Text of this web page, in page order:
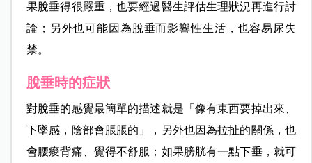
果脫垂得很嚴重，也要經過醫生評估生理狀況再進行討
論；另外也可能因為脫垂而影響性生活，也容易尿失
禁。
脫垂時的症狀
對脫垂的感覺最簡單的描述就是「像有東西要掉出來、
下墜感，陰部會脹脹的」，另外也因為拉扯的關係，也
會腰痠背痛、覺得不舒服；如果膀胱有一點下垂，就可